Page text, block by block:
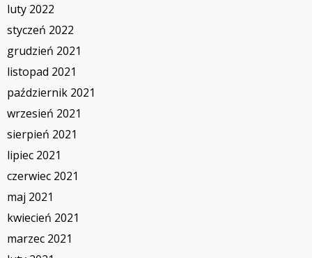
luty 2022
styczeń 2022
grudzień 2021
listopad 2021
październik 2021
wrzesień 2021
sierpień 2021
lipiec 2021
czerwiec 2021
maj 2021
kwiecień 2021
marzec 2021